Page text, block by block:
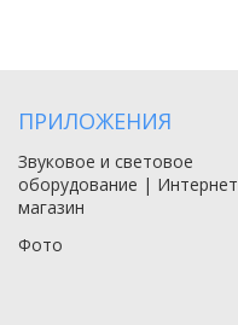
ПРИЛОЖЕНИЯ
Звуковое и световое
оборудование | Интернет
магазин
Фото